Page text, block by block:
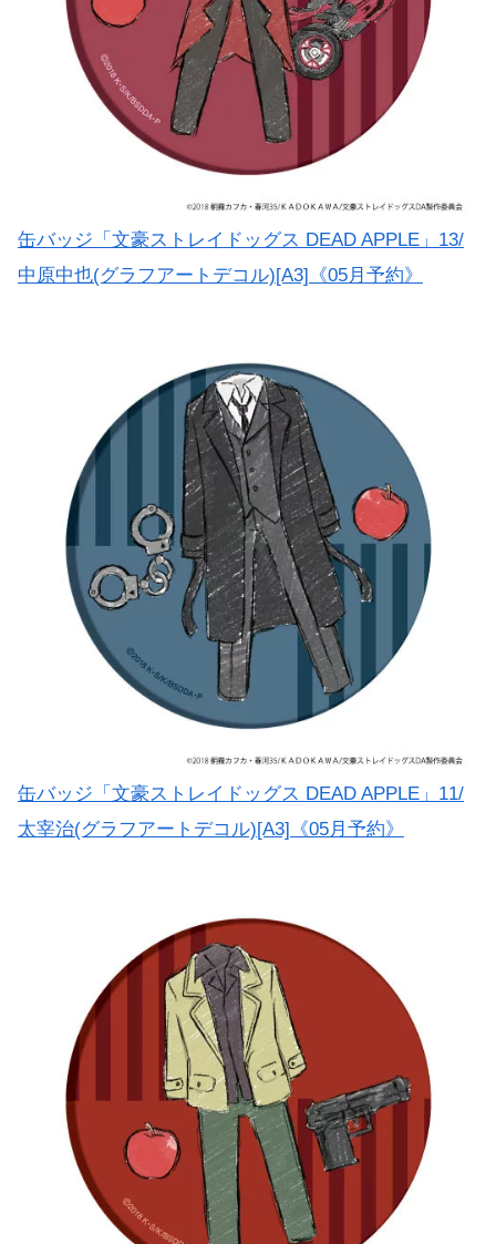
缶バッジ「文豪ストレイドッグス DEAD APPLE」13/
中原中也(グラフアートデコル)[A3]《05月予約》
缶バッジ「文豪ストレイドッグス DEAD APPLE」11/
太宰治(グラフアートデコル)[A3]《05月予約》